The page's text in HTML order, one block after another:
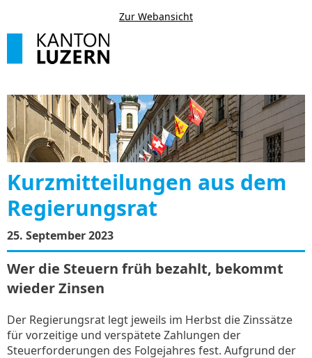
Zur Webansicht
Kurzmitteilungen aus dem
Regierungsrat
25. September 2023
Wer die Steuern früh bezahlt, bekommt
wieder Zinsen
Der Regierungsrat legt jeweils im Herbst die Zinssätze
für vorzeitige und verspätete Zahlungen der
Steuerforderungen des Folgejahres fest. Aufgrund der